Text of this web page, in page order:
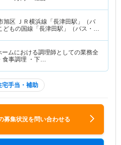
旭区 ＪＲ横浜線「長津田駅」（バ
どもの国線「長津田駅」（バス・車
ームにおける調理師としての業務全
食事調理 ・下…
宅手当・補助
募集状況を問い合わせる